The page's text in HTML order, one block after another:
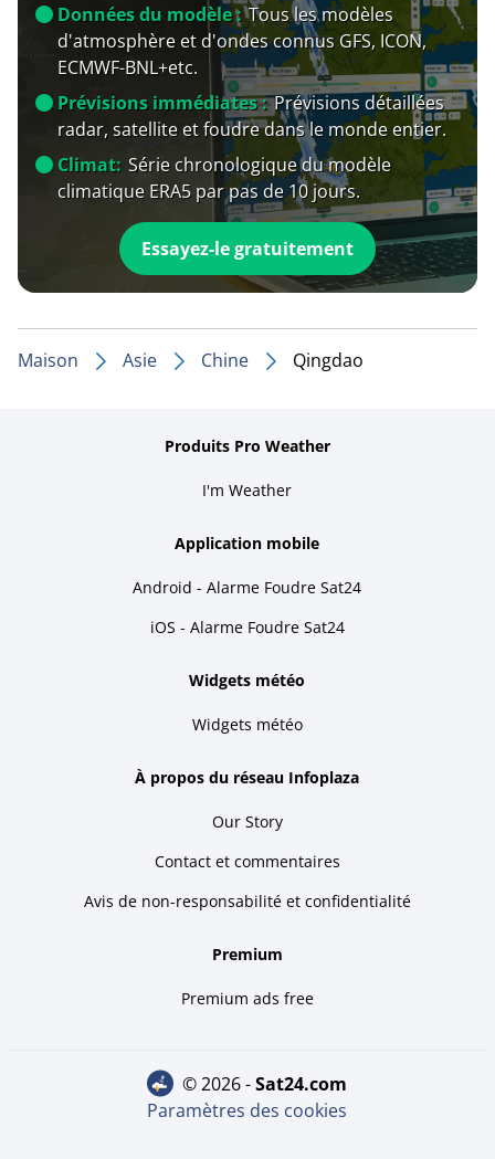
Données du modèle : Tous les modèles
d'atmosphère et d'ondes connus GFS, ICON,
ECMWF-BNL+etc.
Prévisions immédiates : Prévisions détaillées
radar, satellite et foudre dans le monde entier.
Climat: Série chronologique du modèle
climatique ERA5 par pas de 10 jours.
Essayez-le gratuitement
Maison Asie Chine Qingdao
Produits Pro Weather
I'm Weather
Application mobile
Android - Alarme Foudre Sat24
iOS - Alarme Foudre Sat24
Widgets météo
Widgets météo
À propos du réseau Infoplaza
Our Story
Contact et commentaires
Avis de non-responsabilité et confidentialité
Premium
Premium ads free
© 2026 - sat24.com
Paramètres des cookies